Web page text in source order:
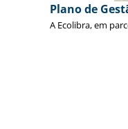
Plano de
A Ecolibra, em